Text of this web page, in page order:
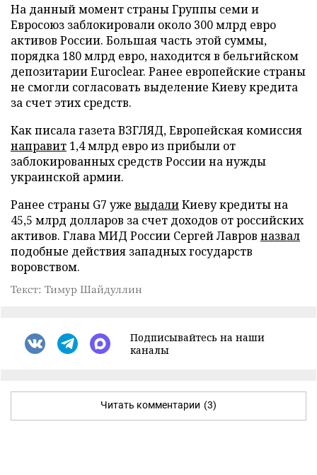
На данный момент страны Группы семи и
Евросоюз заблокировали около 300 млрд евро
активов России. Большая часть этой суммы,
порядка 180 млрд евро, находится в бельгийском
депозитарии Euroclear. Ранее европейские страны
не смогли согласовать выделение Киеву кредита
за счет этих средств.
Как писала газета ВЗГЛЯД, Европейская комиссия
направит 1,4 млрд евро из прибыли от
заблокированных средств России на нужды
украинской армии.
Ранее страны G7 уже выдалиКиеву кредиты на
45,5 млрд долларов за счет доходов от российских
активов. Глава МИД России Сергей Лавров назвал
подобные действия западных государств
воровством.
Текст: Тимур Шайдуллин
Подписывайтесь на наши
каналы
Читать комментарии (3)